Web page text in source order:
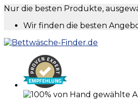
Nur die besten Produkte,
Wir finden die besten